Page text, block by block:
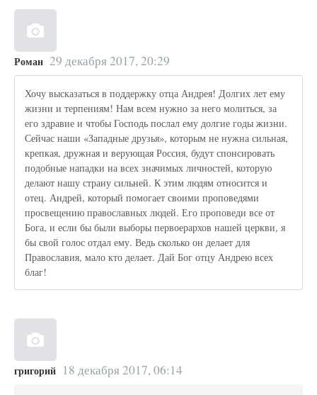
Роман 29 декабря 2017, 20:29
Хочу высказаться в поддержку отца Андрея! Долгих лет ему
жизни и терпениям! Нам всем нужно за него молиться, за
его здравие и чтобы Господь послал ему долгие годы жизни.
Сейчас наши «Западные друзья», которым не нужна сильная,
крепкая, дружная и верующая Россия, будут спонсировать
подобные нападки на всех значимых личностей, которую
делают нашу страну сильней. К этим людям относится и
отец. Андрей, который помогает своими проповедями
просвещению православных людей. Его проповеди все от
Бога, и если бы были выборы первоерархов нашей церкви, я
бы свой голос отдал ему. Ведь сколько он делает для
Православия, мало кто делает. Дай Бог отцу Андрею всех
благ!
григорий 18 декабря 2017, 06:14